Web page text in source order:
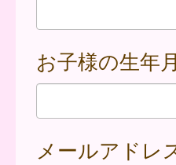
お子様の生年
メールアドレ